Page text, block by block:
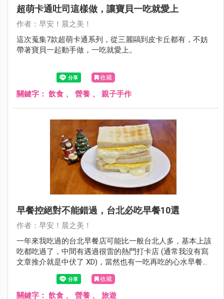
超萌卡通吐司這樣做，讓寶貝一吃就愛上
作者：早安！晨之美！
這次蒐集7款超萌卡通系列，從三麗鷗到皮卡丘都有，不妨
帶著寶貝一起動手做，一吃就愛上。
收藏
關鍵字： 飲食 、 營養 、 親子手作
早餐控絕對不能錯過，台北必吃早餐10選
作者：早安！晨之美！
一年來我吃過的台北早餐店可能比一般台北人多，基本上該
吃都吃過了，中間有遇過很雷的熱門打卡店 (通常我沒有寫
文章推介就是中伏了 XD)，當然也有一吃再吃的心水早餐
店。你可能會發現我選的必吃早餐都屬於比較簡單的味道，
大概是吃過很浮誇很話題性的早餐之後，還是覺得平實的最
可靠最長久喔。
收藏
關鍵字： 飲食 、 營養 、 旅遊